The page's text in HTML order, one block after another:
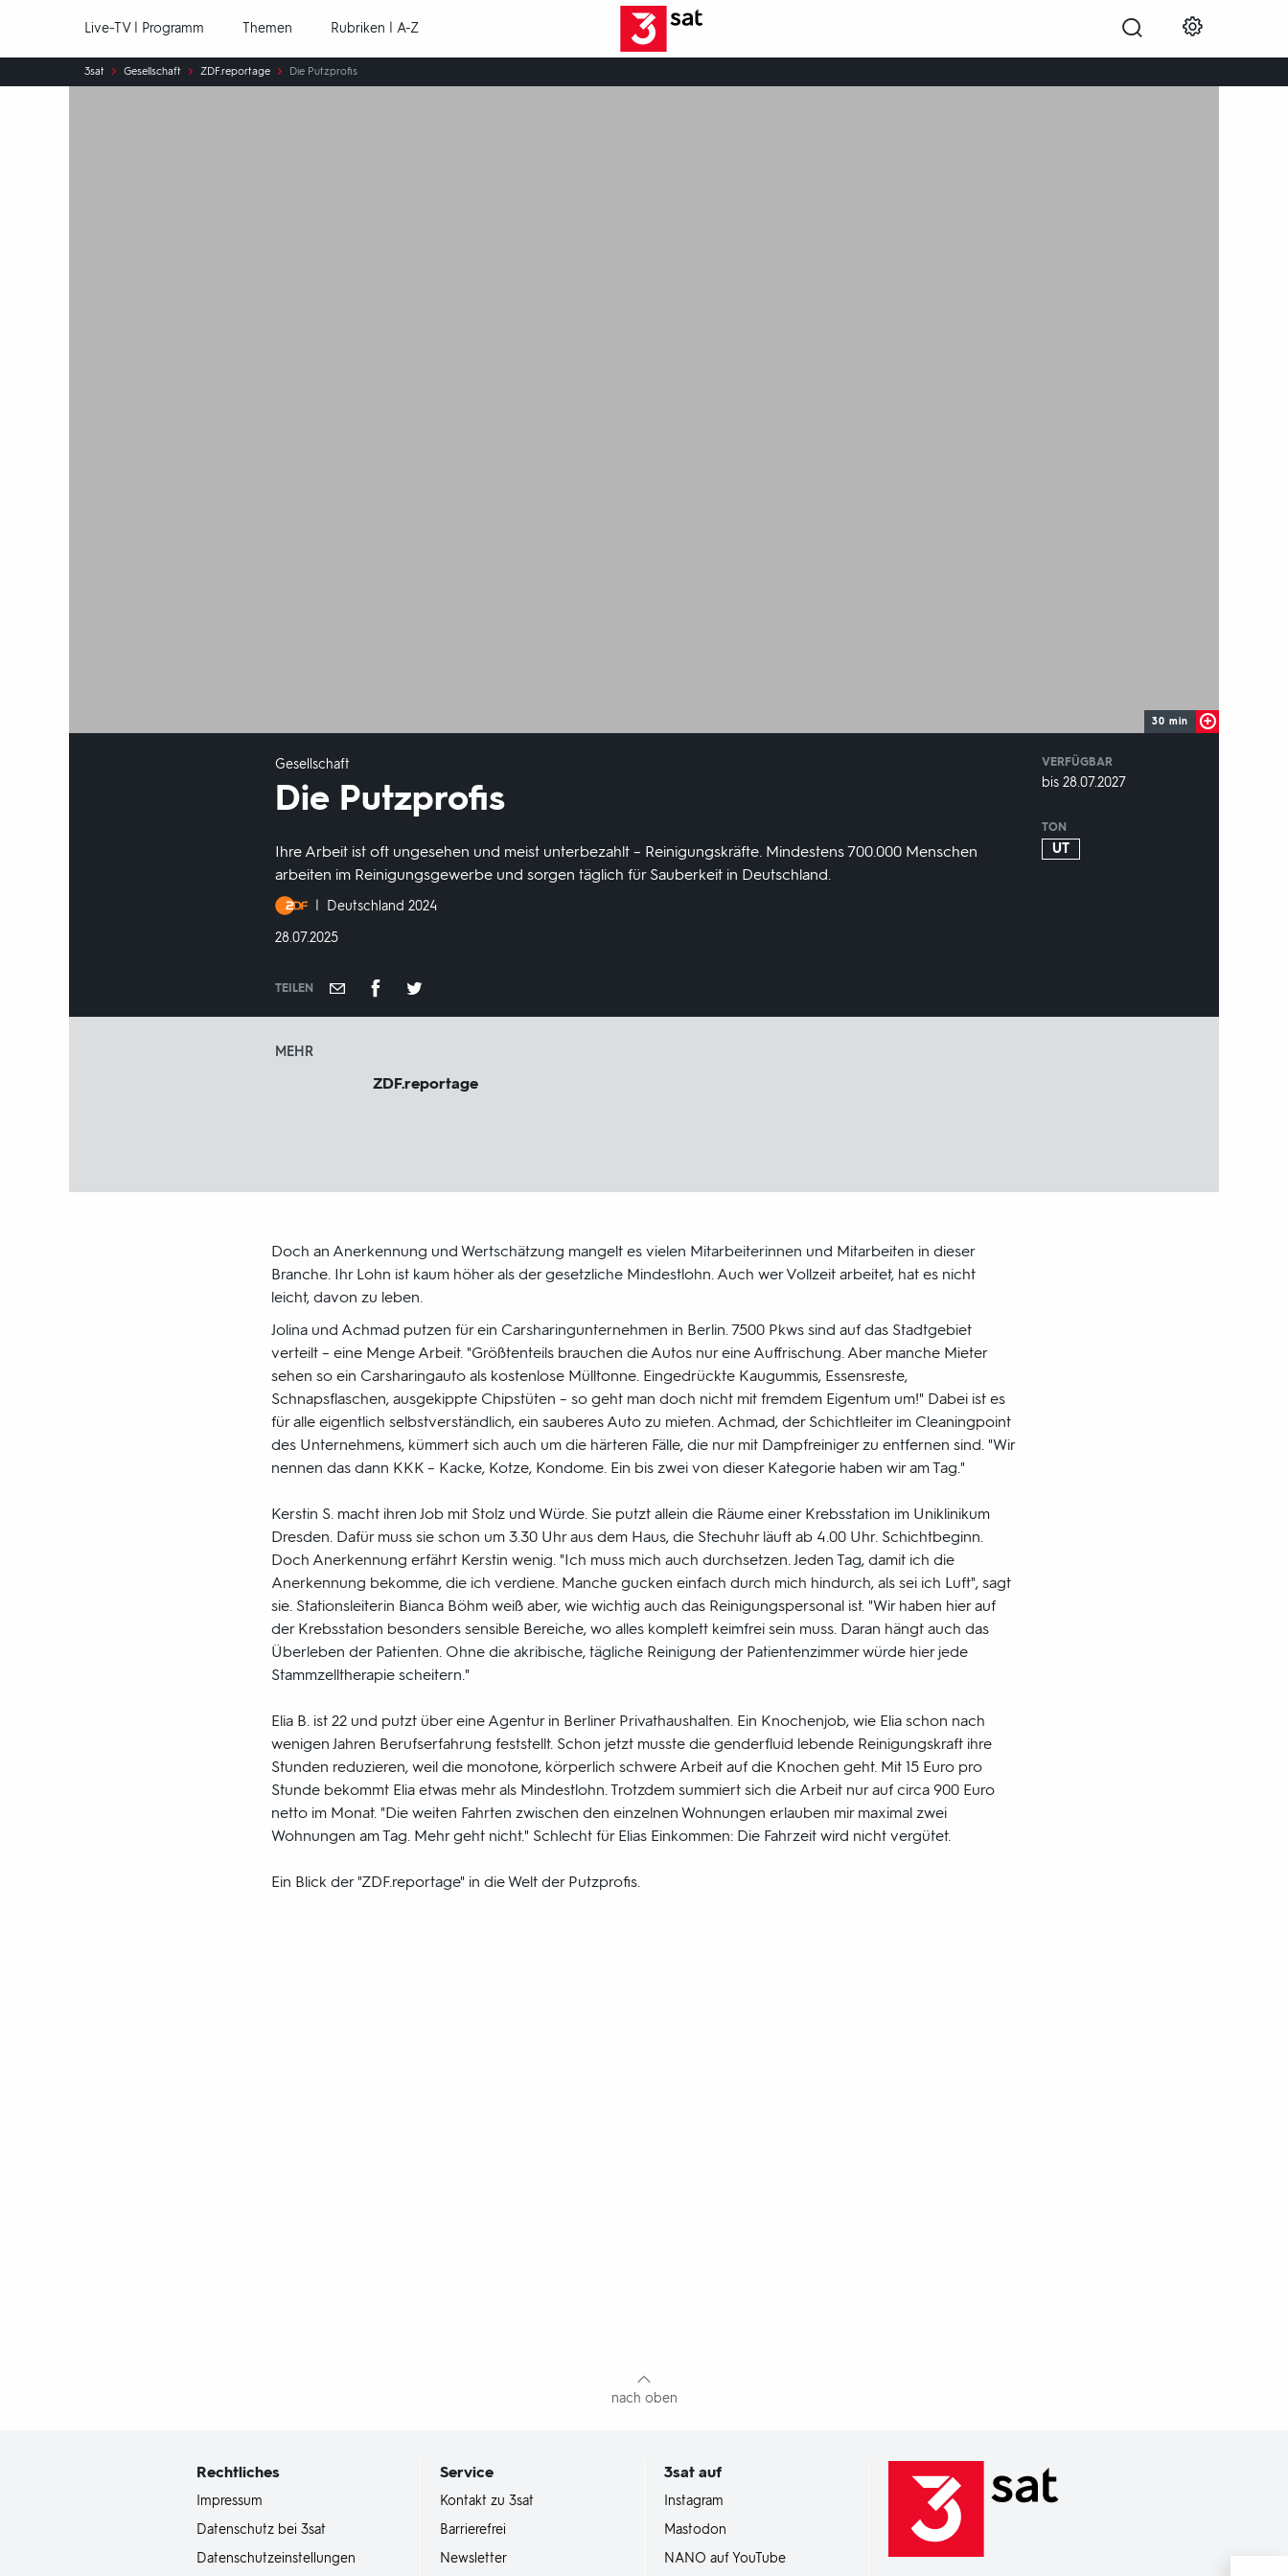
Live-TV | Programm Themen Rubriken | A-Z
Sie
sind
3sat Gesellschaft ZDF.reportage Die Putzprofis
30 min
Gesellschaft
Die Putzprofis
Ihre Arbeit ist oft ungesehen und meist unterbezahlt – Reinigungskräfte. Mindestens 700.000 Menschen
arbeiten im Reinigungsgewerbe und sorgen täglich für Sauberkeit in Deutschland.
Produktionsland
und
Deutschland 2024
DATUM:
28.07.2025
TEILEN
VERFÜGBAR
weltweit
VERFÜGBAR
bis 28.07.2027
TON
UT
MEHR
ZDF.reportage
Doch an Anerkennung und Wertschätzung mangelt es vielen Mitarbeiterinnen und Mitarbeiten in dieser
Branche. Ihr Lohn ist kaum höher als der gesetzliche Mindestlohn. Auch wer Vollzeit arbeitet, hat es nicht
leicht, davon zu leben.
Jolina und Achmad putzen für ein Carsharingunternehmen in Berlin. 7500 Pkws sind auf das Stadtgebiet
verteilt – eine Menge Arbeit. "Größtenteils brauchen die Autos nur eine Auffrischung. Aber manche Mieter
sehen so ein Carsharingauto als kostenlose Mülltonne. Eingedrückte Kaugummis, Essensreste,
Schnapsflaschen, ausgekippte Chipstüten – so geht man doch nicht mit fremdem Eigentum um!" Dabei ist es
für alle eigentlich selbstverständlich, ein sauberes Auto zu mieten. Achmad, der Schichtleiter im Cleaningpoint
des Unternehmens, kümmert sich auch um die härteren Fälle, die nur mit Dampfreiniger zu entfernen sind. "Wir
nennen das dann KKK – Kacke, Kotze, Kondome. Ein bis zwei von dieser Kategorie haben wir am Tag."
Kerstin S. macht ihren Job mit Stolz und Würde. Sie putzt allein die Räume einer Krebsstation im Uniklinikum
Dresden. Dafür muss sie schon um 3.30 Uhr aus dem Haus, die Stechuhr läuft ab 4.00 Uhr. Schichtbeginn.
Doch Anerkennung erfährt Kerstin wenig. "Ich muss mich auch durchsetzen. Jeden Tag, damit ich die
Anerkennung bekomme, die ich verdiene. Manche gucken einfach durch mich hindurch, als sei ich Luft", sagt
sie. Stationsleiterin Bianca Böhm weiß aber, wie wichtig auch das Reinigungspersonal ist. "Wir haben hier auf
der Krebsstation besonders sensible Bereiche, wo alles komplett keimfrei sein muss. Daran hängt auch das
Überleben der Patienten. Ohne die akribische, tägliche Reinigung der Patientenzimmer würde hier jede
Stammzelltherapie scheitern."
Elia B. ist 22 und putzt über eine Agentur in Berliner Privathaushalten. Ein Knochenjob, wie Elia schon nach
wenigen Jahren Berufserfahrung feststellt. Schon jetzt musste die genderfluid lebende Reinigungskraft ihre
Stunden reduzieren, weil die monotone, körperlich schwere Arbeit auf die Knochen geht. Mit 15 Euro pro
Stunde bekommt Elia etwas mehr als Mindestlohn. Trotzdem summiert sich die Arbeit nur auf circa 900 Euro
netto im Monat. "Die weiten Fahrten zwischen den einzelnen Wohnungen erlauben mir maximal zwei
Wohnungen am Tag. Mehr geht nicht." Schlecht für Elias Einkommen: Die Fahrzeit wird nicht vergütet.
Ein Blick der "ZDF.reportage" in die Welt der Putzprofis.
nach oben
Rechtliches
Impressum
Datenschutz bei 3sat
Datenschutzeinstellungen
Service
Kontakt zu 3sat
Barrierefrei
Newsletter
3sat auf
Instagram
Mastodon
NANO auf YouTube